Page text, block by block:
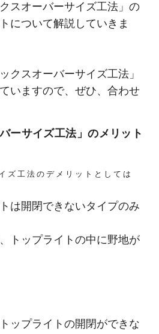
スオーバーサイズ工法」の
について解説していきま
クスオーバーサイズ工法」
いますので、ぜひ、合わせ
ーサイズ工法」のメリット
ズ工法のデメリットとしては
は開閉できないタイプのみ
トップライトの中に野地が
ップライトの開閉ができな